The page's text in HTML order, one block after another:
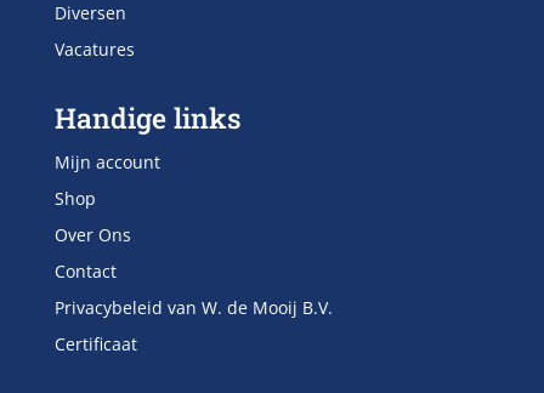
Diversen
Vacatures
Handige links
Mijn account
Shop
Over Ons
Contact
Privacybeleid van W. de Mooij B.V.
Certificaat